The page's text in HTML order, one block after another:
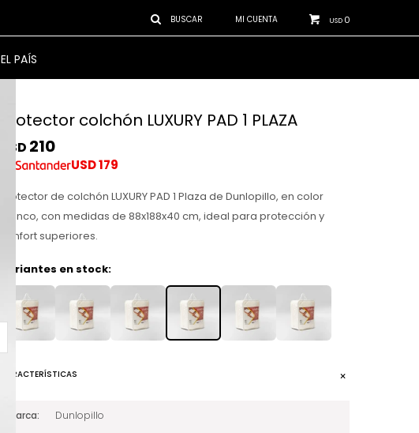
EL PAÍS
USD 0
Protector colchón LUXURY PAD 1 PLAZA
USD 210
USD179
Protector de colchón LUXURY PAD 1 Plaza de Dunlopillo, en color
blanco, con medidas de 88x188x40 cm, ideal para protección y
confort superiores.
Variantes en stock:
CARACTERÍSTICAS
Marca Dunlopillo